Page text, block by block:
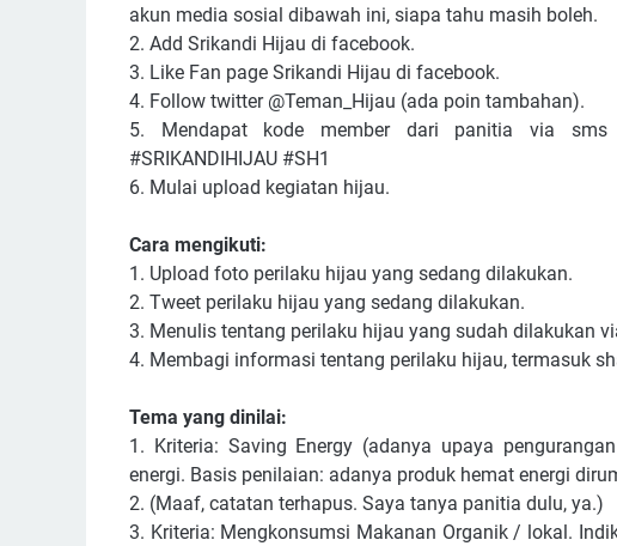
akun media sosial dibawah ini, siapa tahu masih boleh.
2. Add Srikandi Hijau di facebook.
3. Like Fan page Srikandi Hijau di facebook.
4. Follow twitter @Teman_Hijau (ada poin tambahan).
5. Mendapat kode member dari panitia via sms
#SRIKANDIHIJAU #SH1
6. Mulai upload kegiatan hijau.
Cara mengikuti:
1. Upload foto perilaku hijau yang sedang dilakukan.
2. Tweet perilaku hijau yang sedang dilakukan.
3. Menulis tentang perilaku hijau yang sudah dilakukan
4. Membagi informasi tentang perilaku hijau, termasuk
Tema yang dinilai:
1. Kriteria: Saving Energy (adanya upaya
energi. Basis penilaian: adanya produk hemat energi
2. (Maaf, catatan terhapus. Saya tanya panitia dulu, ya.)
3. Kriteria: Mengkonsumsi Makanan Organik / lokal.